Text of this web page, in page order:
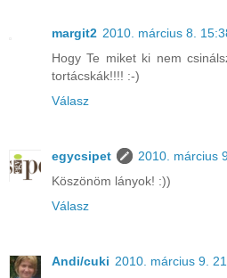
margit2 2010. március 8.
Hogy Te miket ki nem
tortácskák!!!! :-)
Válasz
egycsipet
2010. március
Köszönöm lányok! :))
Válasz
Andi/cuki 2010. március 9.